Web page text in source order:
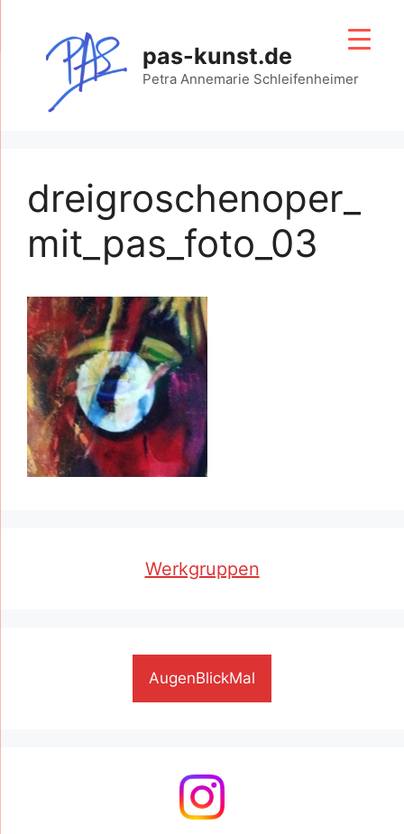
springen
pas-kunst.de
Petra Annemarie Schleifenheimer
dreigroschenoper_
mit_pas_foto_03
Werkgruppen
AugenBlickMal